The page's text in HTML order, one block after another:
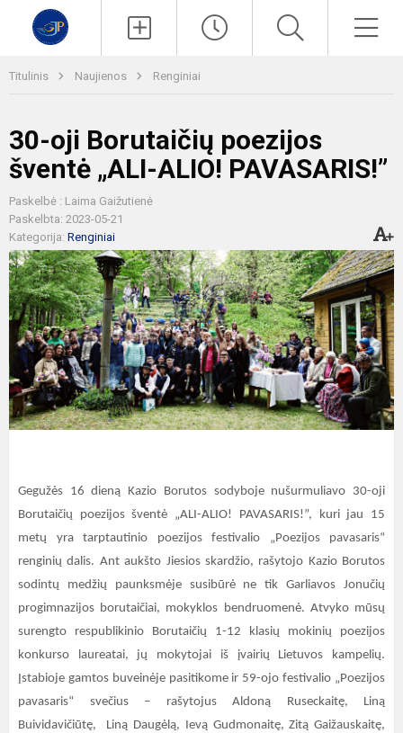
Titulinis Naujienos Renginiai
30-oji Borutaičių poezijos
šventė „ALI-ALIO! PAVASARIS!”
Paskelbė : Laima Gaižutienė
Paskelbta: 2023-05-21
Kategorija: Renginiai
Gegužės 16 dieną Kazio Borutos sodyboje nušurmuliavo 30-oji
Borutaičių poezijos šventė „ALI-ALIO! PAVASARIS!”, kuri jau 15
metų yra tarptautinio poezijos festivalio „Poezijos pavasaris“
renginių dalis. Ant aukšto Jiesios skardžio, rašytojo Kazio Borutos
sodintų medžių paunksmėje susibūrė ne tik Garliavos Jonučių
progimnazijos borutaičiai, mokyklos bendruomenė. Atvyko mūsų
surengto respublikinio Borutaičių 1-12 klasių mokinių poezijos
konkurso laureatai, jų mokytojai iš įvairių Lietuvos kampelių.
Įstabioje gamtos buveinėje pasitikome ir 59-ojo festivalio „Poezijos
pavasaris“ svečius – rašytojus Aldoną Ruseckaitę, Liną
Buividavičiūtę, Liną Daugėlą, Ievą Gudmonaitę, Zitą Gaižauskaitę,